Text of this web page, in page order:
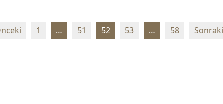
Yazı
sayfalaması
1 … 51 52 53 … 58 Sonraki